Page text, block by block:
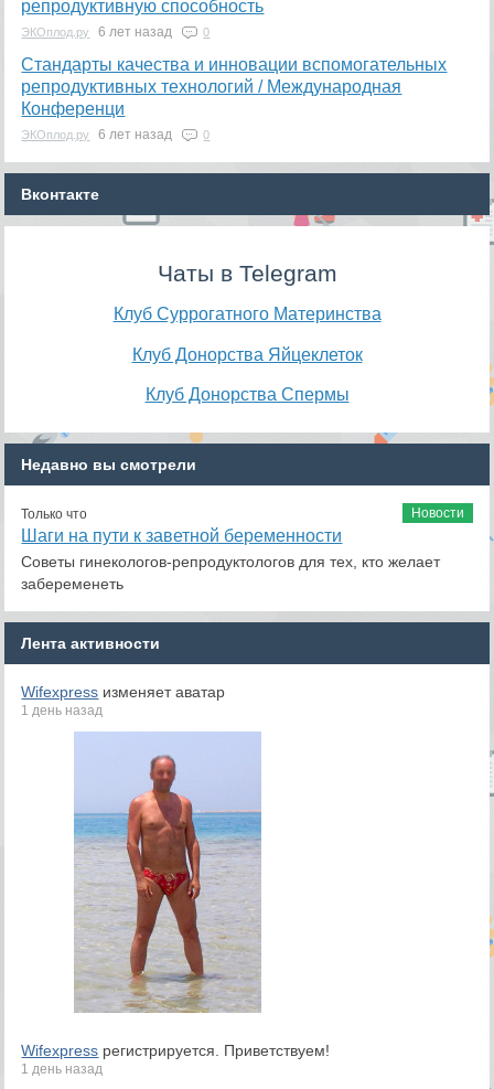
репродуктивную способность
ЭКОплод.ру 6 лет назад 0
​Стандарты качества и инновации вспомогательных
репродуктивных технологий / Международная
Конференци
ЭКОплод.ру 6 лет назад 0
Вконтакте
Чаты в Telegram
Клуб Суррогатного Материнства
Клуб Донорства Яйцеклеток
Клуб Донорства Спермы
Недавно вы смотрели
Новости
Только что
Шаги на пути к заветной беременности
Советы гинекологов-репродуктологов для тех, кто желает
забеременеть
Лента активности
Wifexpress изменяет аватар
1 день назад
Wifexpress регистрируется. Приветствуем!
1 день назад